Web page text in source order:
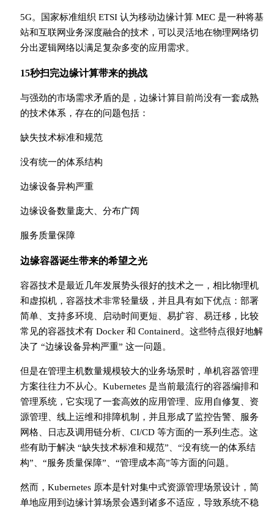
5G。国家标准组织 ETSI 认为移动边缘计算 MEC 是一种将基
站和互联网业务深度融合的技术，可以灵活地在物理网络切
分出逻辑网络以满足复杂多变的应用需求。
15秒扫完边缘计算带来的挑战
与强劲的市场需求矛盾的是，边缘计算目前尚没有一套成熟
的技术体系，存在的问题包括：
缺失技术标准和规范
没有统一的体系结构
边缘设备异构严重
边缘设备数量庞大、分布广阔
服务质量保障
边缘容器诞生带来的希望之光
容器技术是最近几年发展势头很好的技术之一，相比物理机
和虚拟机，容器技术非常轻量级，并且具有如下优点：部署
简单、支持多环境、启动时间更短、易扩容、易迁移，比较
常见的容器技术有 Docker 和 Containerd。这些特点很好地解
决了 “边缘设备异构严重” 这一问题。
但是在管理主机数量规模较大的业务场景时，单机容器管理
方案往往力不从心。Kubernetes 是当前最流行的容器编排和
管理系统，它实现了一套高效的应用管理、应用自修复、资
源管理、线上运维和排障机制，并且形成了监控告警、服务
网格、日志及调用链分析、CI/CD 等方面的一系列生态。这
些有助于解决 “缺失技术标准和规范”、“没有统一的体系结
构”、“服务质量保障”、“管理成本高”等方面的问题。
然而，Kubernetes 原本是针对集中式资源管理场景设计，简
单地应用到边缘计算场景会遇到诸多不适应，导致系统不稳